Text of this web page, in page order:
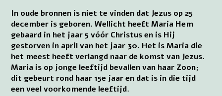
In oude bronnen is niet te vinden dat Jezus op 25
december is geboren. Wellicht heeft Maria Hem
gebaard in het jaar 5 vóór Christus en is Hij
gestorven in april van het jaar 30. Het is Maria die
het meest heeft verlangd naar de komst van Jezus.
Maria is op jonge leeftijd bevallen van haar Zoon;
dit gebeurt rond haar 15e jaar en dat is in die tijd
een veel voorkomende leeftijd.